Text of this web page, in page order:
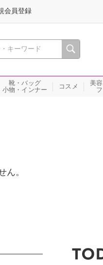
おどる、瞬間を。通販・テレビ
会員登録
靴・バッグ
小物・インナー
コスメ
美
ん。